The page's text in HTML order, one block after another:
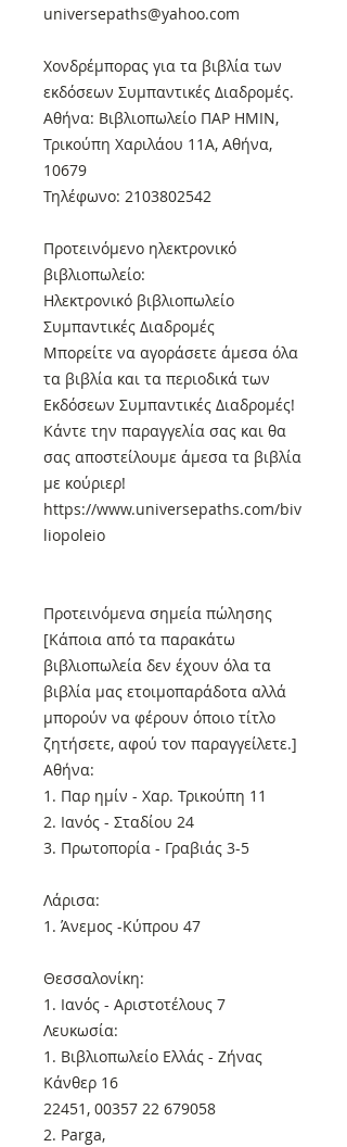
universepaths@yahoo.com
Xονδρέμπορας για τα βιβλία των
εκδόσεων Συμπαντικές Διαδρομές.
Αθήνα: Βιβλιοπωλείο ΠΑΡ ΗΜΙΝ,
Τρικούπη Χαριλάου 11Α, Αθήνα,
10679
Τηλέφωνο: 2103802542
Προτεινόμενο ηλεκτρονικό
βιβλιοπωλείο:
Ηλεκτρονικό βιβλιοπωλείο
Συμπαντικές Διαδρομές
Μπορείτε να αγοράσετε άμεσα όλα
τα βιβλία και τα περιοδικά των
Εκδόσεων Συμπαντικές Διαδρομές!
Κάντε την παραγγελία σας και θα
σας αποστείλουμε άμεσα τα βιβλία
με κούριερ!
https://www.universepaths.com/biv
liopoleio
Προτεινόμενα σημεία πώλησης
[Κάποια από τα παρακάτω
βιβλιοπωλεία δεν έχουν όλα τα
βιβλία μας ετοιμοπαράδοτα αλλά
μπορούν να φέρουν όποιο τίτλο
ζητήσετε, αφού τον παραγγείλετε.]
Αθήνα:
1. Παρ ημίν - Χαρ. Τρικούπη 11
2. Ιανός - Σταδίου 24
3. Πρωτοπορία - Γραβιάς 3-5
Λάρισα:
1. Άνεμος -Κύπρου 47
Θεσσαλονίκη:
1. Ιανός - Αριστοτέλους 7
Λευκωσία:
1. Βιβλιοπωλείο Ελλάς - Ζήνας
Κάνθερ 16
22451, 00357 22 679058
2. Parga,